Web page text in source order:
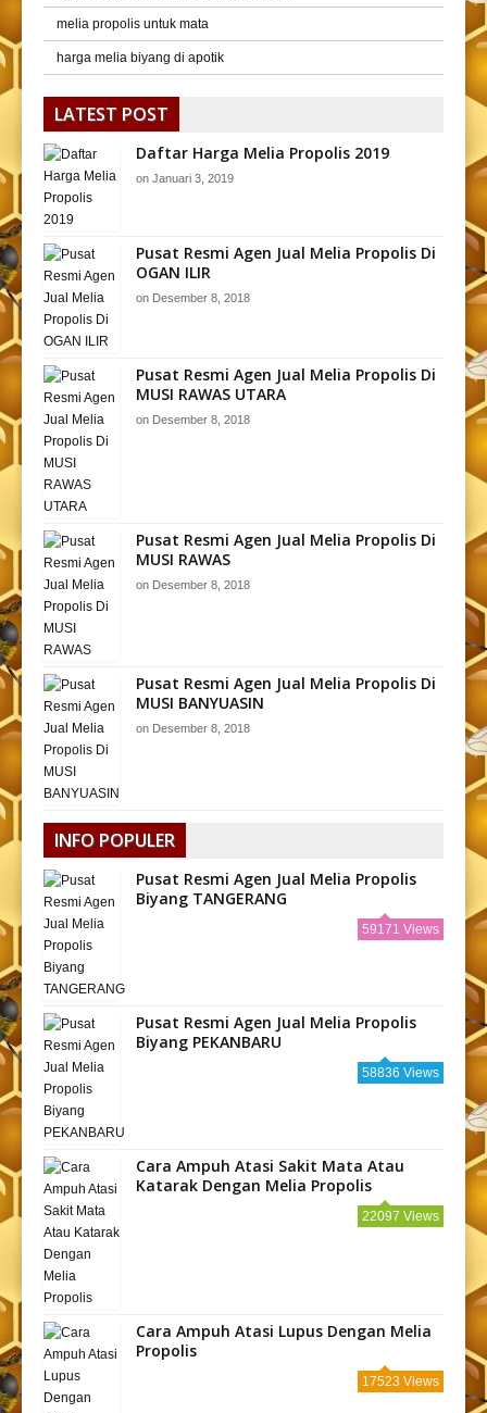
melia propolis untuk mata
harga melia biyang di apotik
LATEST POST
Daftar Harga Melia Propolis 2019
on Januari 3, 2019
Pusat Resmi Agen Jual Melia Propolis Di
OGAN ILIR
on Desember 8, 2018
Pusat Resmi Agen Jual Melia Propolis Di
MUSI RAWAS UTARA
on Desember 8, 2018
Pusat Resmi Agen Jual Melia Propolis Di
MUSI RAWAS
on Desember 8, 2018
Pusat Resmi Agen Jual Melia Propolis Di
MUSI BANYUASIN
on Desember 8, 2018
INFO POPULER
Pusat Resmi Agen Jual Melia Propolis
Biyang TANGERANG
59171 Views
Pusat Resmi Agen Jual Melia Propolis
Biyang PEKANBARU
58836 Views
Cara Ampuh Atasi Sakit Mata Atau
Katarak Dengan Melia Propolis
22097 Views
Cara Ampuh Atasi Lupus Dengan Melia
Propolis
17523 Views